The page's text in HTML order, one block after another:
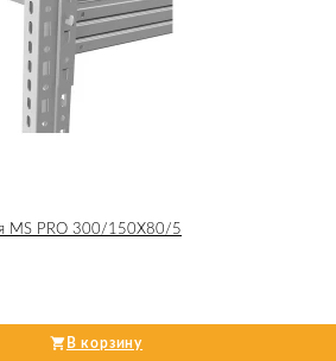
MS PRO 300/150X80/5
В корзину